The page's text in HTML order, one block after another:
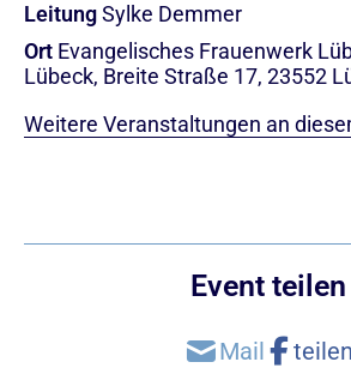
LeitungSylke Demmer
Ort Evangelisches Frauenwerk
Lübeck, Breite Straße 17, 23552
Weitere Veranstaltungen an
Event teilen